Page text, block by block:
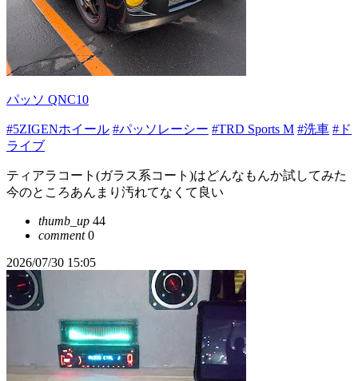
パッソ QNC10
#5ZIGENホイール #パッソレーシー #TRD Sports M #洗車 #ド
ライブ
ティアラコート(ガラス系コート)はどんなもんか試してみた
今のところあんまり汚れてなくて良い
thumb_up 44
comment0
2026/07/30 15:05